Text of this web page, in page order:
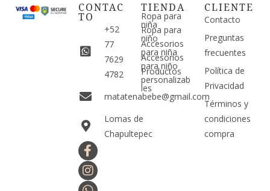
CONTAC
TO
+52
77
7629
4782
matatenabebe@gmail.com
Lomas de
Chapultepec
TIENDA
Ropa para
niña
Ropa para
niño
Accesorios
para niña
Accesorios
para niño
Productos
personalizab
les
CLIENTE
Contacto
Preguntas
frecuentes
Política de
Privacidad
Términos y
condiciones
compra